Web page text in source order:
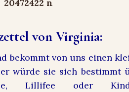
von Virginia:
bekommt von uns einen
würde sie sich bestimmt
Lillifee oder